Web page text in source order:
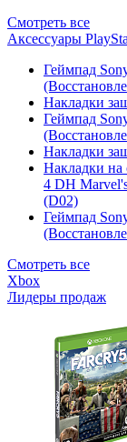
Смотреть все
Аксессуары
Геймпад
Накладки
Геймпад
Накладки
Накладки на
4 DH
(D02)
Геймпад
Смотреть все
Xbox
Лидеры продаж